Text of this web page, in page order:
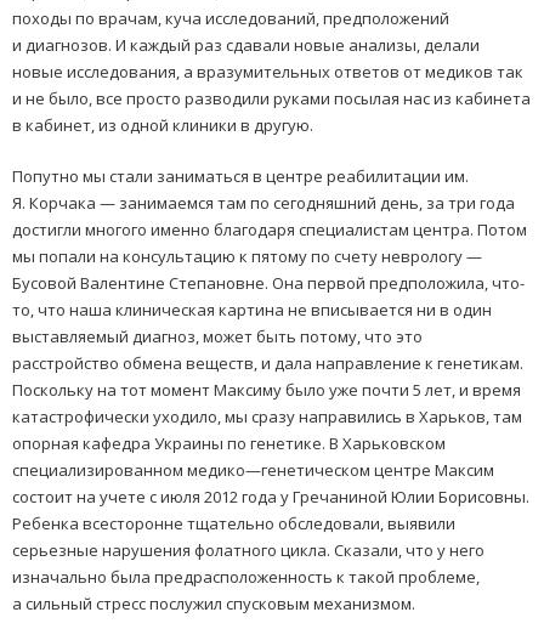
походы по врачам, куча исследований, предположений
и диагнозов. И каждый раз сдавали новые анализы, делали
новые исследования, а вразумительных ответов от медиков так
и не было, все просто разводили руками посылая нас из кабинета
в кабинет, из одной клиники в другую.
Попутно мы стали заниматься в центре реабилитации им.
Я. Корчака — занимаемся там по сегодняшний день, за три года
достигли многого именно благодаря специалистам центра. Потом
мы попали на консультацию к пятому по счету неврологу —
Бусовой Валентине Степановне. Она первой предположила, что-
то, что наша клиническая картина не вписывается ни в один
выставляемый диагноз, может быть потому, что это
расстройство обмена веществ, и дала направление к генетикам.
Поскольку на тот момент Максиму было уже почти 5 лет, и время
катастрофически уходило, мы сразу направились в Харьков, там
опорная кафедра Украины по генетике. В Харьковском
специализированном медико—генетическом центре Максим
состоит на учете с июля 2012 года у Гречаниной Юлии Борисовны.
Ребенка всесторонне тщательно обследовали, выявили
серьезные нарушения фолатного цикла. Сказали, что у него
изначально была предрасположенность к такой проблеме,
а сильный стресс послужил спусковым механизмом.